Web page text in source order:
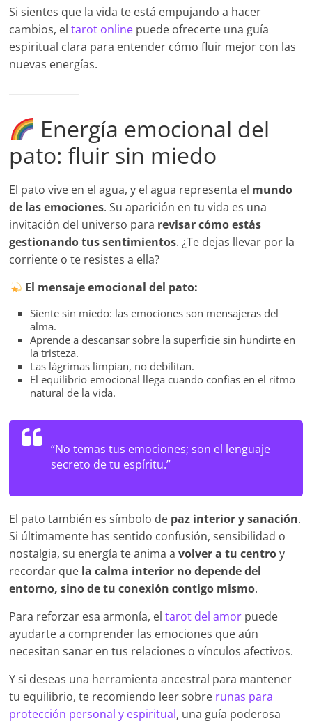
Si sientes que la vida te está empujando a hacer
cambios, eltarot online puede ofrecerte una guía
espiritual clara para entender cómo fluir mejor con las
nuevas energías.
Energía emocional del
pato: fluir sin miedo
El pato vive en el agua, y el agua representa el mundo
de las emociones. Su aparición en tu vida es una
invitación del universo para revisar cómo estás
gestionando tus sentimientos. ¿Te dejas llevar por la
corriente o te resistes a ella?
El mensaje emocional del pato:
Siente sin miedo: las emociones son mensajeras del
alma.
Aprende a descansar sobre la superficie sin hundirte en
la tristeza.
Las lágrimas limpian, no debilitan.
El equilibrio emocional llega cuando confías en el ritmo
natural de la vida.
“No temas tus emociones; son el lenguaje
secreto de tu espíritu.”
El pato también es símbolo de paz interior y sanación.
Si últimamente has sentido confusión, sensibilidad o
nostalgia, su energía te anima avolver a tu centroy
recordar que la calma interior no depende del
entorno, sino de tu conexión contigo mismo.
Para reforzar esa armonía, eltarot del amor puede
ayudarte a comprender las emociones que aún
necesitan sanar en tus relaciones o vínculos afectivos.
Y si deseas una herramienta ancestral para mantener
tu equilibrio, te recomiendo leer sobre runas para
protección personal y espiritual, una guía poderosa